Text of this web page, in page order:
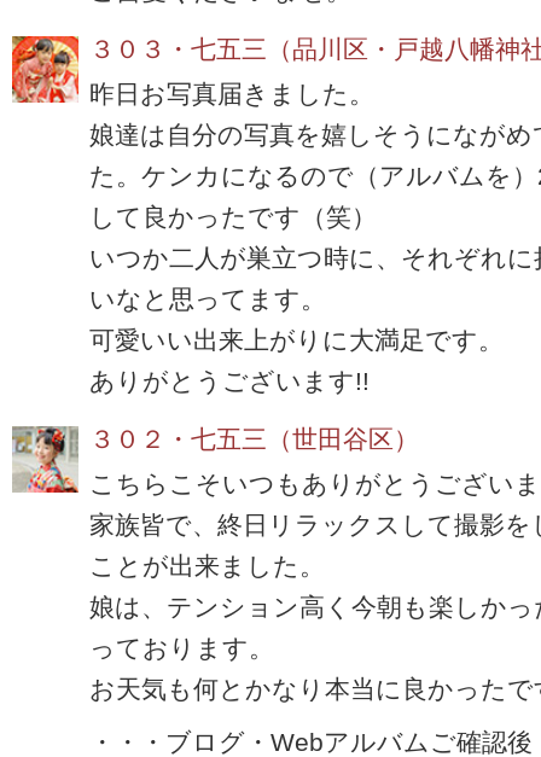
３０３・七五三（品川区・戸越八幡神
昨日お写真届きました。
娘達は自分の写真を嬉しそうにながめ
た。 ケンカになるので（アルバムを）
して良かったです（笑）
いつか二人が巣立つ時に、それぞれ
いなと思ってます。
可愛いい出来上がりに大満足です。
ありがとうございます!!
３０２・七五三（世田谷区）
こちらこそいつもありがとうござい
家族皆で、終日リラックスして撮影を
ことが出来ました。
娘は、テンション高く今朝も楽しかっ
っております。
お天気も何とかなり本当に良かった
・・・ブログ・Webアルバムご確認